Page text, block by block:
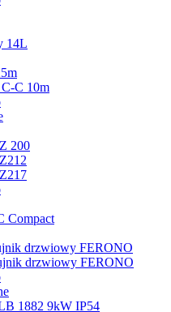
14L
C 10m
200
Compact
drzwiowy FERONO
drzwiowy FERONO
1882 9kW IP54